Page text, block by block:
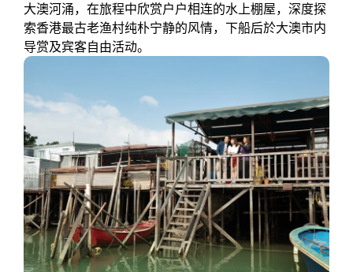
大澳河涌，在旅程中欣赏户户相连的水上棚屋，深度探
索香港最古老渔村纯朴宁静的风情，下船后於大澳市内
导赏及宾客自由活动。